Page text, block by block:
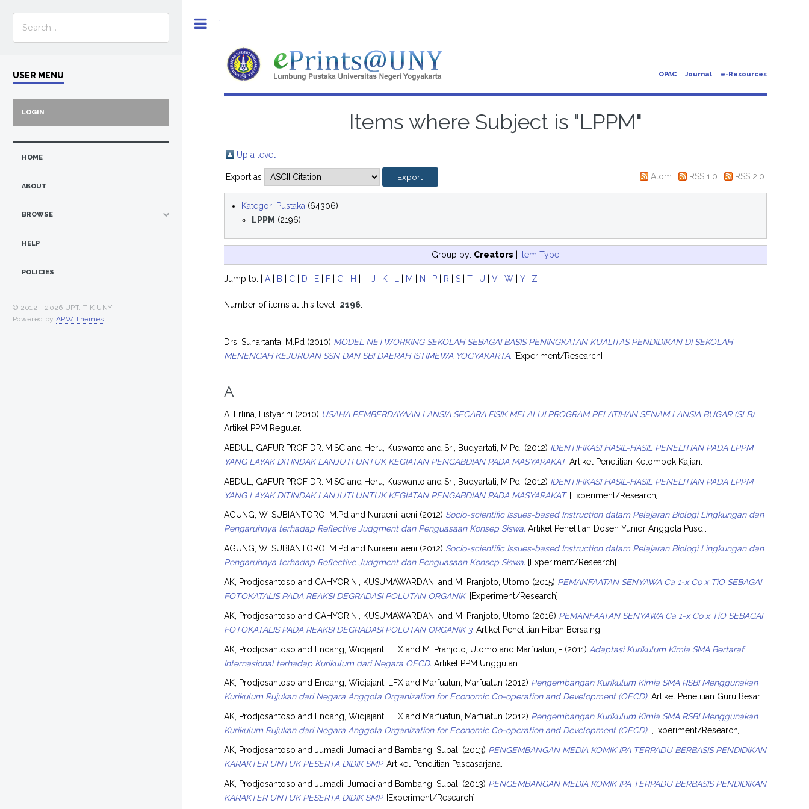
OPAC Journal e-Resources
Items where Subject is "LPPM"
Up a level
Export as Atom RSS 1.0 RSS 2.0
Kategori Pustaka (64306)
LPPM (2196)
Group by: Creators Item Type
Jump to: |A B C D E F G H |J K L M N P R |S |T U |V |W |Y| Z
Number of items at this level: 2196.
Drs. Suhartanta, M.Pd (2010) MODEL NETWORKING SEKOLAH SEBAGAI BASIS PENINGKATAN KUALITAS PENDIDIKAN DI SEKOLAH
MENENGAH KEJURUAN SSN DAN SBI DAERAH ISTIMEWA YOGYAKARTA. [Experiment/Research]
A
A. Erlina, Listyarini (2010) USAHA PEMBERDAYAAN LANSIA SECARA FISIK MELALUI PROGRAM PELATIHAN SENAM LANSIA BUGAR (SLB).
Artikel PPM Reguler.
ABDUL, GAFUR,PROF DR.,M.SC and Heru, Kuswanto andSri, Budyartati, M.Pd. (2012) IDENTIFIKASI HASIL-HASIL PENELITIAN PADA LPPM
YANG LAYAK DITINDAK LANJUTI UNTUK KEGIATAN PENGABDIAN PADA MASYARAKAT. Artikel Penelitian Kelompok Kajian.
ABDUL, GAFUR,PROF DR.,M.SC and Heru, Kuswanto andSri, Budyartati, M.Pd. (2012) IDENTIFIKASI HASIL-HASIL PENELITIAN PADA LPPM
YANG LAYAK DITINDAK LANJUTI UNTUK KEGIATAN PENGABDIAN PADA MASYARAKAT. [Experiment/Research]
AGUNG, W. SUBIANTORO, M.Pd and Nuraeni, aeni (2012) Socio-scientific Issues-based Instruction dalam Pelajaran Biologi Lingkungan dan
Pengaruhnya terhadap Reflective Judgment dan Penguasaan Konsep Siswa. Artikel Penelitian Dosen Yunior Anggota Pusdi.
AGUNG, W. SUBIANTORO, M.Pd and Nuraeni, aeni (2012) Socio-scientific Issues-based Instruction dalam Pelajaran Biologi Lingkungan dan
Pengaruhnya terhadap Reflective Judgment dan Penguasaan Konsep Siswa. [Experiment/Research]
AK, Prodjosantoso and CAHYORINI, KUSUMAWARDANI and M. Pranjoto, Utomo (2015) PEMANFAATAN SENYAWA Ca 1-x Co x TiO SEBAGAI
FOTOKATALIS PADA REAKSI DEGRADASI POLUTAN ORGANIK. [Experiment/Research]
AK, Prodjosantoso and CAHYORINI, KUSUMAWARDANI and M. Pranjoto, Utomo (2016) PEMANFAATAN SENYAWA Ca 1-x Co x TiO SEBAGAI
FOTOKATALIS PADA REAKSI DEGRADASI POLUTAN ORGANIK 3. Artikel Penelitian Hibah Bersaing.
AK, Prodjosantoso and Endang, Widjajanti LFX and M. Pranjoto, Utomo and Marfuatun, - (2011) Adaptasi Kurikulum Kimia SMA Bertaraf
Internasional terhadap Kurikulum dari Negara OECD. Artikel PPM Unggulan.
AK, Prodjosantoso and Endang, Widjajanti LFX and Marfuatun, Marfuatun (2012) Pengembangan Kurikulum Kimia SMA RSBI Menggunakan
Kurikulum Rujukan dari Negara Anggota Organization for Economic Co-operation and Development (OECD). Artikel Penelitian Guru Besar.
AK, Prodjosantoso and Endang, Widjajanti LFX and Marfuatun, Marfuatun (2012) Pengembangan Kurikulum Kimia SMA RSBI Menggunakan
Kurikulum Rujukan dari Negara Anggota Organization for Economic Co-operation and Development (OECD). [Experiment/Research]
AK, Prodjosantoso andJumadi, Jumadi and Bambang, Subali (2013) PENGEMBANGAN MEDIA KOMIK IPA TERPADU BERBASIS PENDIDIKAN
KARAKTER UNTUK PESERTA DIDIK SMP. Artikel Penelitian Pascasarjana.
AK, Prodjosantoso andJumadi, Jumadi and Bambang, Subali (2013) PENGEMBANGAN MEDIA KOMIK IPA TERPADU BERBASIS PENDIDIKAN
KARAKTER UNTUK PESERTA DIDIK SMP. [Experiment/Research]
USER MENU
LOGIN
HOME
ABOUT
BROWSE
HELP
POLICIES
© 2012 - 2026 UPT. TIK UNY
Powered by APW Themes